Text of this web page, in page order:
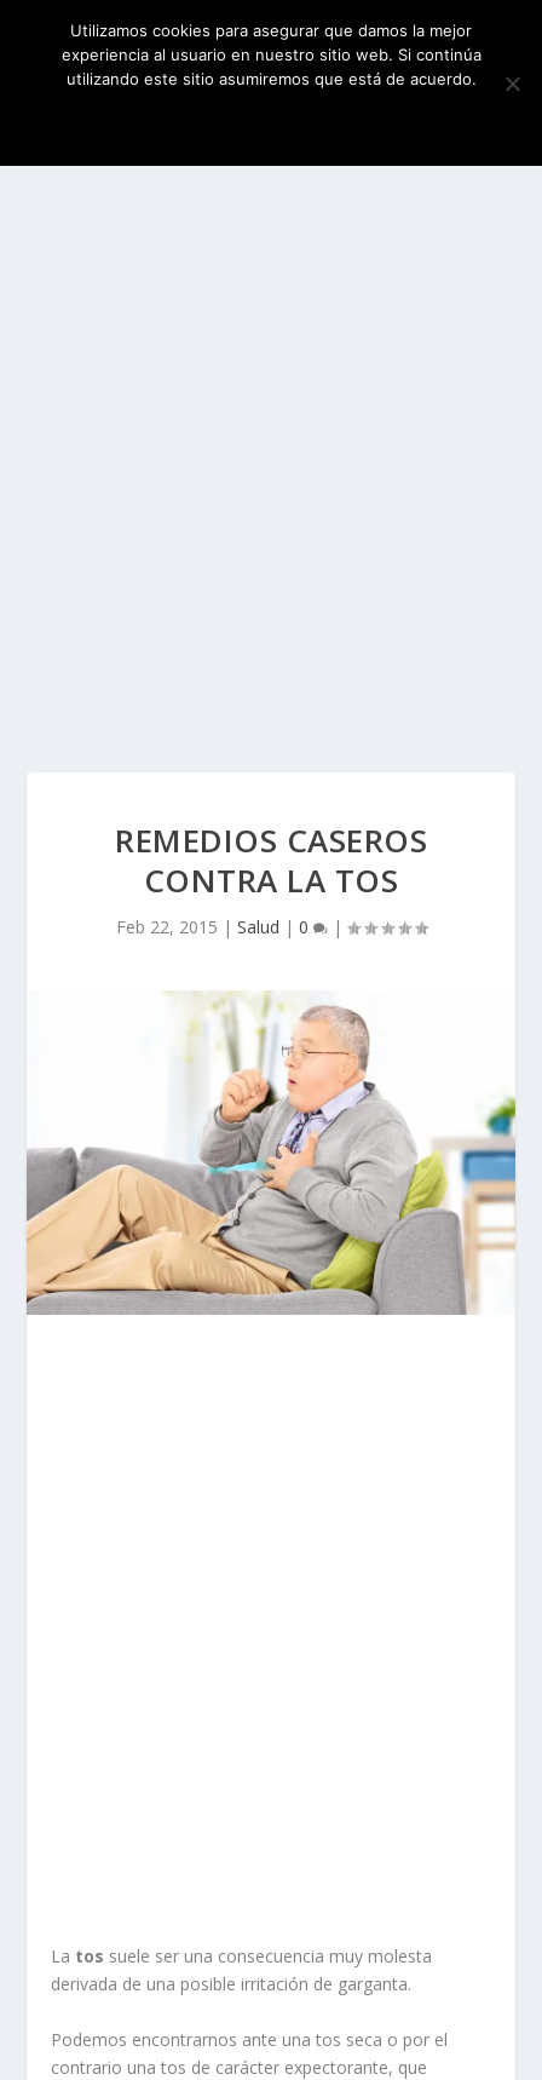
REMEDIOS CASEROS
CONTRA LA TOS
Feb 22, 2015 | Salud | 0 |
La tos suele ser una consecuencia muy molesta
derivada de una posible irritación de garganta.
Podemos encontrarnos ante una tos seca o por el
contrario una tos de carácter expectorante, que
Utilizamos cookies para asegurar que damos la mejor
experiencia al usuario en nuestro sitio web. Si continúa
utilizando este sitio asumiremos que está de acuerdo.